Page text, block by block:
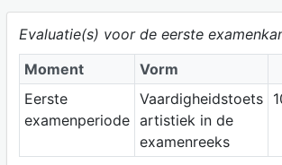
Evaluatie(s) voor de eerste
Moment
Vorm
Eerste
examenperiode
Vaardigheidstoets
artistiek in de
examenreeks